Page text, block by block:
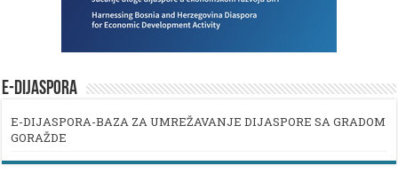
E-DIJASPORA
E-DIJASPORA-BAZA ZA UMREŽAVANJE DIJASPORE SA GRADOM
GORAŽDE